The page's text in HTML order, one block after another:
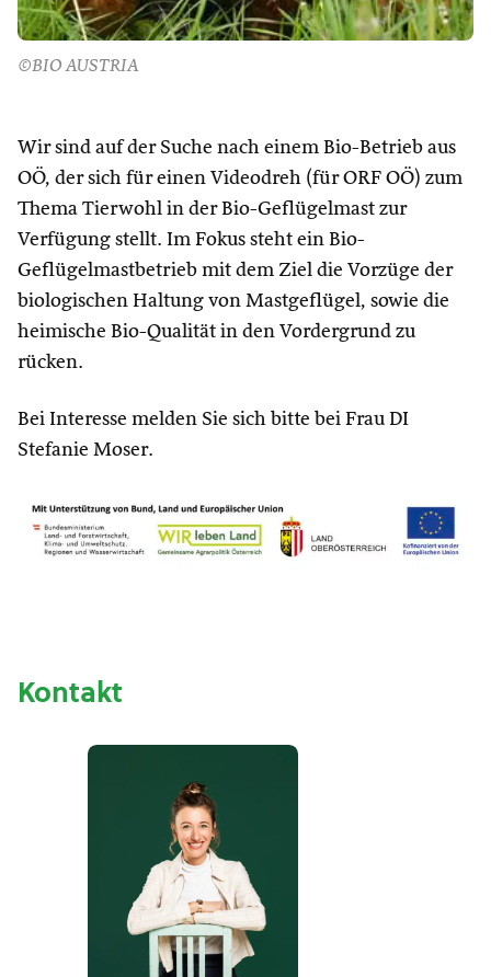
©BIO AUSTRIA
Wir sind auf der Suche nach einem Bio-Betrieb aus
OÖ, der sich für einen Videodreh (für ORF OÖ) zum
Thema Tierwohl in der Bio-Geflügelmast zur
Verfügung stellt. Im Fokus steht ein Bio-
Geflügelmastbetrieb mit dem Ziel die Vorzüge der
biologischen Haltung von Mastgeflügel, sowie die
heimische Bio-Qualität in den Vordergrund zu
rücken.
Bei Interesse melden Sie sich bitte bei Frau DI
Stefanie Moser.
Kontakt